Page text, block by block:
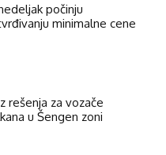
počinju
minimalne cene
rešenja za vozače
u Šengen zoni